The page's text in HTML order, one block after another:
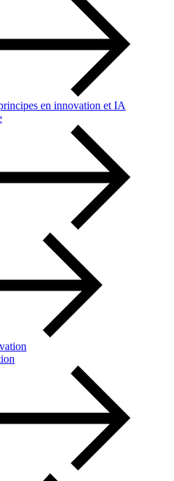
en innovation et IA